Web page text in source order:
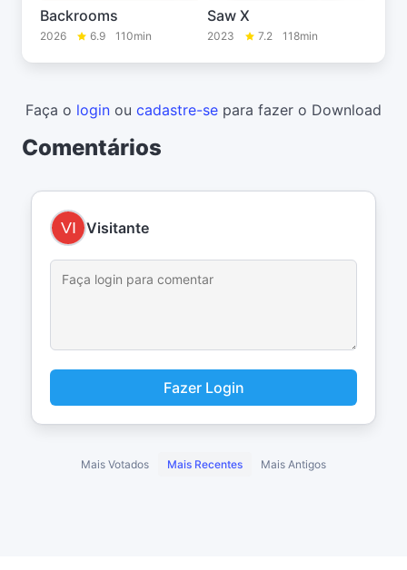
Backrooms
2026 6.9 110min
Saw X
2023 7.2 118min
Faça o login ou cadastre-se para fazer o Download
Comentários
Visitante
Fazer Login
Mais Votados Mais Recentes Mais Antigos